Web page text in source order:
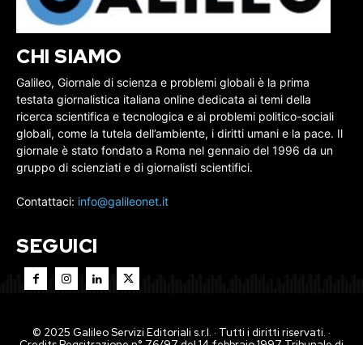
CHI SIAMO
Galileo, Giornale di scienza e problemi globali è la prima
testata giornalistica italiana online dedicata ai temi della
ricerca scientifica e tecnologica e ai problemi politico-sociali
globali, come la tutela dell’ambiente, i diritti umani e la pace. Il
giornale è stato fondato a Roma nel gennaio del 1996 da un
gruppo di scienziati e di giornalisti scientifici.
Contattaci: info@galileonet.it
SEGUICI
© 2025 Galileo Servizi Editoriali s.r.l. · Tutti i diritti riservati. ·